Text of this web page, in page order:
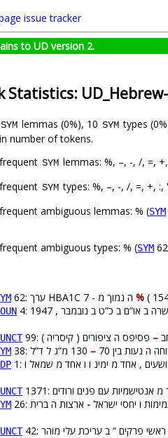
issue tracker
to UD version 2.
Statistics:
SYM lemmas (0%), 10 SYM types
number of tokens.
SYM lemmas: %, –, -, /, =,
SYM types: %, –, -, /, =, +, :,
ambiguous lemmas: % (SYM
ambiguous types: % (SYM
%
– פסיפס ה ציפורים ( קיסריה )
ה נעות בין 70 –
עמימות ו יחסי ישראל - ארצות ה ברית